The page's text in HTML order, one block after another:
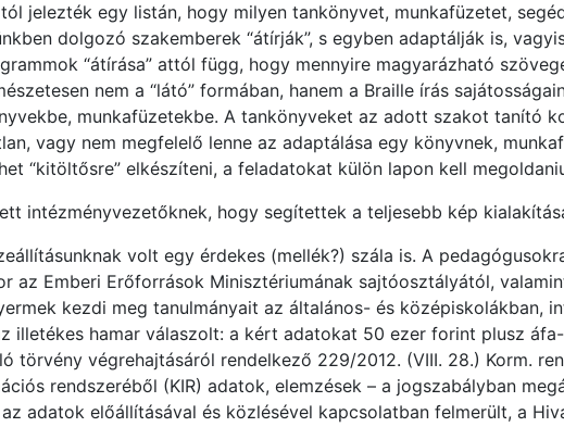
jelezték egy listán, hogy milyen tankönyvet, munkafüzetet,
dolgozó szakemberek “átírják”, s egyben adaptálják is,
“átírása” attól függ, hogy mennyire magyarázható
nem a “látó” formában, hanem a Braille írás
munkafüzetekbe. A tankönyveket az adott szakot tanító
vagy nem megfelelő lenne az adaptálása egy könyvnek,
“kitöltősre” elkészíteni, a feladatokat külön lapon kell
intézményvezetőknek, hogy segítettek a teljesebb kép
volt egy érdekes (mellék?) szála is. A
az Emberi Erőforrások Minisztériumának sajtóosztályától,
kezdi meg tanulmányait az általános- és középiskolákban,
illetékes hamar válaszolt: a kért adatokat 50 ezer forint plusz
törvény végrehajtásáról rendelkező 229/2012. (VIII. 28.) Korm.
rendszeréből (KIR) adatok, elemzések – a jogszabályban
adatok előállításával és közlésével kapcsolatban felmerült, a